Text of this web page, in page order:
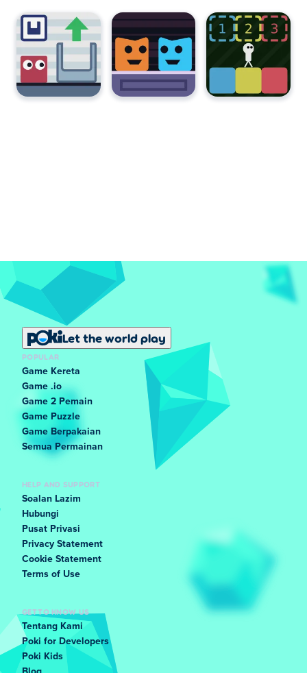
Let the world play
POPULAR
Game Kereta
Game .io
Game 2 Pemain
Game Puzzle
Game Berpakaian
Semua Permainan
HELP AND SUPPORT
Soalan Lazim
Hubungi
Pusat Privasi
Privacy Statement
Cookie Statement
Terms of Use
GET TO KNOW US
Tentang Kami
Poki for Developers
Poki Kids